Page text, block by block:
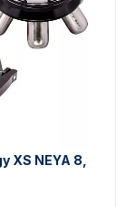
XS NEYA 8,